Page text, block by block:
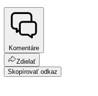
Komentáre
Zdielať
Skopírovať odkaz